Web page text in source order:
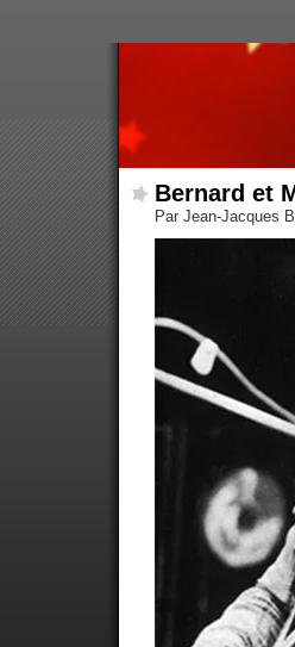
Bernard et
Par Jean-Jacques